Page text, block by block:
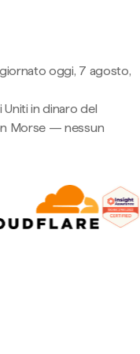
oggi, 7 agosto,
in dinaro del
Morse — nessun